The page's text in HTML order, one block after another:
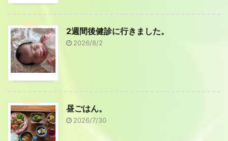
2週間後健診に行きました。
2026/8/2
昼ごはん。
2026/7/30